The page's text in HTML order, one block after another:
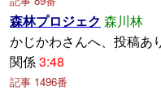
森林プロジェク 森川林
かじかわさんへ、投稿あ
関係3:48
記事 1496番